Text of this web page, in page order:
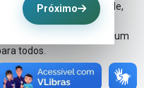
Próximo
sobre nossa cidade,
objetivo é manter a
proporcionando um
todos.